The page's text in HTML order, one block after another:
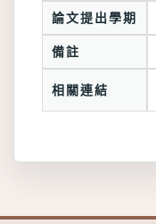
論文提出學期
備註
相關連結